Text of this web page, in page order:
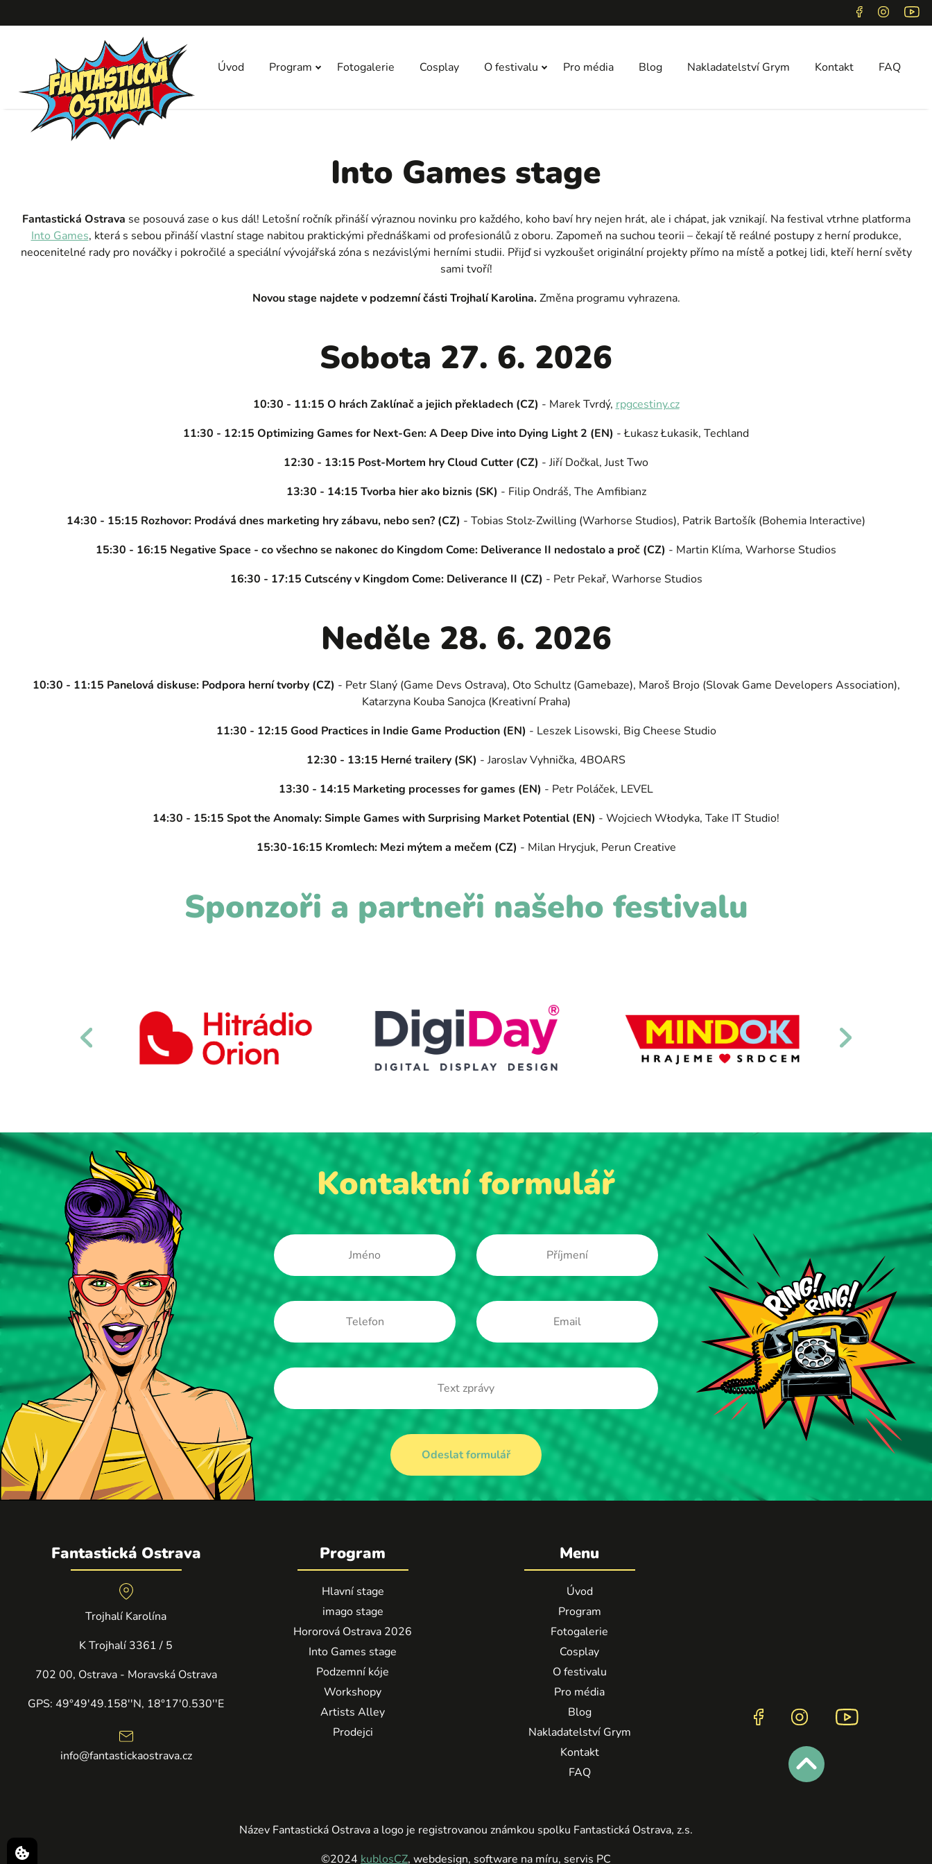
Úvod Program Fotogalerie Cosplay O festivalu Pro média Blog Nakladatelství Grym Kontakt FAQ
Into Games stage
Fantastická Ostrava se posouvá zase o kus dál! Letošní ročník přináší výraznou novinku pro každého, koho baví hry nejen hrát, ale i chápat, jak vznikají. Na festival vtrhne platforma
Into Games, která s sebou přináší vlastní stage nabitou praktickými přednáškami od profesionálů z oboru. Zapomeň na suchou teorii – čekají tě reálné postupy z herní produkce,
neocenitelné rady pro nováčky i pokročilé a speciální vývojářská zóna s nezávislými herními studii. Přijď si vyzkoušet originální projekty přímo na místě a potkej lidi, kteří herní světy
sami tvoří!
Novou stage najdete v podzemní části Trojhalí Karolina. Změna programu vyhrazena.
Sobota 27. 6. 2026
10:30 - 11:15 O hrách Zaklínač a jejich překladech (CZ) - Marek Tvrdý, rpgcestiny.cz
11:30 - 12:15 Optimizing Games for Next-Gen: A Deep Dive into Dying Light 2 (EN) - Łukasz Łukasik, Techland
12:30 - 13:15 Post-Mortem hry Cloud Cutter (CZ) - Jiří Dočkal, Just Two
13:30 - 14:15 Tvorba hier ako biznis (SK) - Filip Ondráš, The Amfibianz
14:30 - 15:15 Rozhovor: Prodává dnes marketing hry zábavu, nebo sen? (CZ) - Tobias Stolz-Zwilling (Warhorse Studios), Patrik Bartošík (Bohemia Interactive)
15:30 - 16:15 Negative Space - co všechno se nakonec do Kingdom Come: Deliverance II nedostalo a proč (CZ) - Martin Klíma, Warhorse Studios
16:30 - 17:15 Cutscény v Kingdom Come: Deliverance II (CZ) - Petr Pekař, Warhorse Studios
Neděle 28. 6. 2026
10:30 - 11:15 Panelová diskuse: Podpora herní tvorby (CZ) - Petr Slaný (Game Devs Ostrava), Oto Schultz (Gamebaze), Maroš Brojo (Slovak Game Developers Association),
Katarzyna Kouba Sanojca (Kreativní Praha)
11:30 - 12:15 Good Practices in Indie Game Production (EN) - Leszek Lisowski, Big Cheese Studio
12:30 - 13:15 Herné trailery (SK) - Jaroslav Vyhnička, 4BOARS
13:30 - 14:15 Marketing processes for games (EN) - Petr Poláček, LEVEL
14:30 - 15:15 Spot the Anomaly: Simple Games with Surprising Market Potential (EN) - Wojciech Włodyka, Take IT Studio!
15:30-16:15 Kromlech: Mezi mýtem a mečem (CZ) - Milan Hrycjuk, Perun Creative
Sponzoři a partneři našeho festivalu
Kontaktní formulář
Fantastická Ostrava
Trojhalí Karolína
K Trojhalí 3361 / 5
702 00, Ostrava - Moravská Ostrava
GPS: 49°49'49.158''N, 18°17'0.530''E
info@fantastickaostrava.cz
Program
Hlavní stage
imago stage
Hororová Ostrava 2026
Into Games stage
Podzemní kóje
Workshopy
Artists Alley
Prodejci
Menu
Úvod
Program
Fotogalerie
Cosplay
O festivalu
Pro média
Blog
Nakladatelství Grym
Kontakt
FAQ
Název Fantastická Ostrava a logo je registrovanou známkou spolku Fantastická Ostrava, z.s.
©2024 kublosCZ, webdesign, software na míru, servis PC